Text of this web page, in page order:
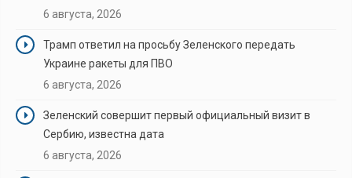
6 августа, 2026
Трамп ответил на просьбу Зеленского передать
Украине ракеты для ПВО
6 августа, 2026
Зеленский совершит первый официальный визит в
Сербию, известна дата
6 августа, 2026